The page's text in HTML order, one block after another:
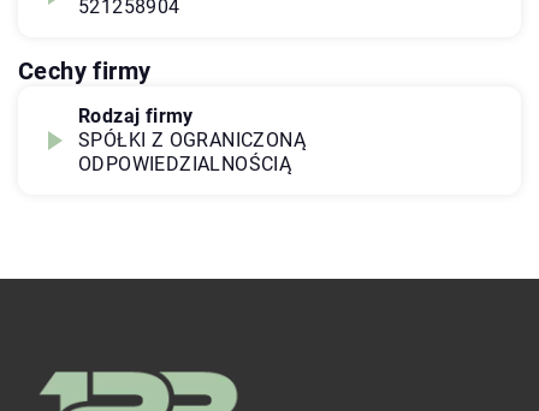
521258904
Cechy firmy
Rodzaj firmy
SPÓŁKI Z OGRANICZONĄ
ODPOWIEDZIALNOŚCIĄ